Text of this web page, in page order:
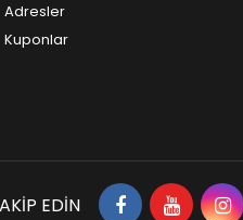
Adresler
Kuponlar
EDIN